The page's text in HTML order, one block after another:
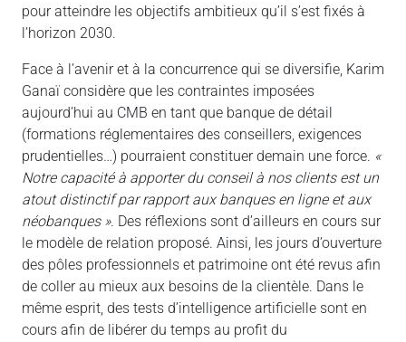
pour atteindre les objectifs ambitieux qu’il s’est fixés à
l’horizon 2030.
Face à l’avenir et à la concurrence qui se diversifie, Karim
Ganaï considère que les contraintes imposées
aujourd’hui au CMB en tant que banque de détail
(formations réglementaires des conseillers, exigences
prudentielles…) pourraient constituer demain une force. «
Notre capacité à apporter du conseil à nos clients est un
atout distinctif par rapport aux banques en ligne et aux
néobanques ». Des réflexions sont d’ailleurs en cours sur
le modèle de relation proposé. Ainsi, les jours d’ouverture
des pôles professionnels et patrimoine ont été revus afin
de coller au mieux aux besoins de la clientèle. Dans le
même esprit, des tests d’intelligence artificielle sont en
cours afin de libérer du temps au profit du